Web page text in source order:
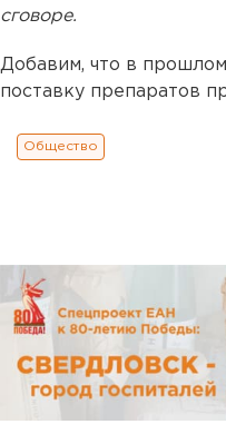
сговоре.
Добавим, что в
поставку препаратов
Общество